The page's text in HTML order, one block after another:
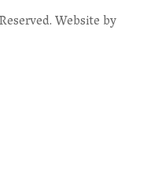
Website by